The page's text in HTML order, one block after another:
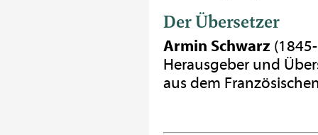
Der Übersetzer
Armin Schwarz
Herausgeber und
aus dem